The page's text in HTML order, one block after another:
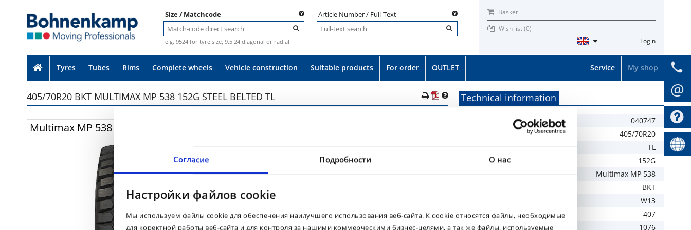
Согласие Подробности О нас
Настройки файлов cookie
Мы используем файлы cookie для обеспечения наилучшего использования веб-сайта. К cookie относятся файлы, необходимые
для коректной работы веб-сайта и для контроля за нашими коммерческими бизнес-целями, а так же файлы, используемые
Article Number / Full-Text
Size / Matchcode
e.g. 9524 for tyre size, 9.5 24 diagonal or radial
Basket
Wish list (0)
Login
Tyres Tubes Rims Complete wheels Vehicle construction Suitable products For order OUTLET My shop
Service
405/70R20 BKT MULTIMAX MP 538 152G STEEL BELTED TL
Multimax MP 538
Tyre 405/70R20 BKT MULTIMAX MP 538 152G STEEL BELTED TL
Technical information
Product number
040747
405/70R20
TL / TT
TL
152G
Tread
Multimax MP 538
BKT
W13
Width mm
407
Outer diameter mm
1076
@